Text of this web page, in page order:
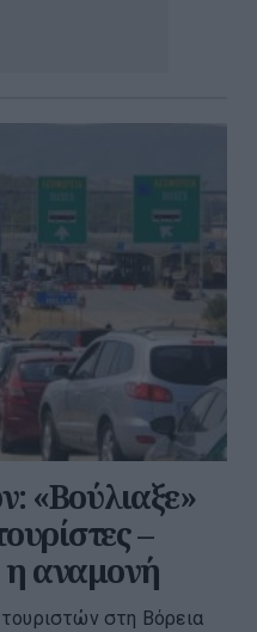
«Βούλιαξε»
–
αναμονή
στη Βόρεια